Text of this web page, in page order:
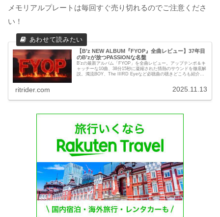
メモリアルプレートは毎回すぐ売り切れるのでご注意くださ
い！
【B’z NEW ALBUM『FYOP』全曲レビュー】37年目
のB’zが放つPASSIONな名盤
B’zの最新アルバム「FYOP」を全曲レビュー。アップテンポ＆キ
ャッチーな10曲、38分15秒に凝縮された情熱のサウンドを徹底解
説。濁流BOY、The IIIRD Eyeなど必聴曲の聴きどころも紹介。
ritrider.com 2025.11.13